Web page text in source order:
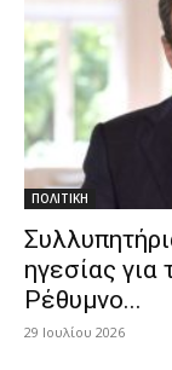
ΠΟΛΙΤΙΚΗ
ηγεσίας
Ρέθυμνο...
29 Ιουλίου 2026